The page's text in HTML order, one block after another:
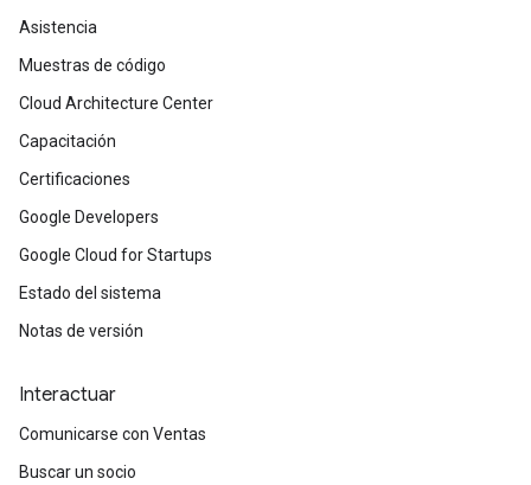
Asistencia
Muestras de código
Cloud Architecture Center
Capacitación
Certificaciones
Google Developers
Google Cloud for Startups
Estado del sistema
Notas de versión
Interactuar
Comunicarse con Ventas
Buscar un socio